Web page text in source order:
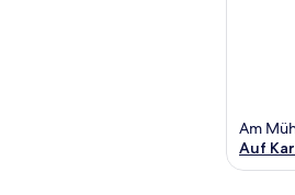
Am
Auf